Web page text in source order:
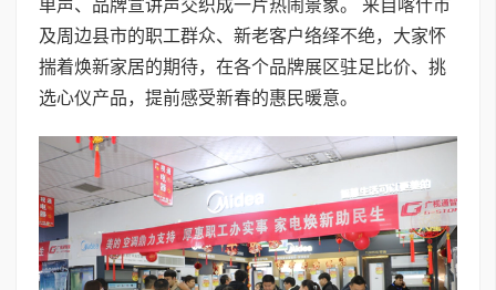
单声、品牌宣讲声交织成一片热闹景象。 来自喀什市
及周边县市的职工群众、新老客户络绎不绝，大家怀
揣着焕新家居的期待，在各个品牌展区驻足比价、挑
选心仪产品，提前感受新春的惠民暖意。